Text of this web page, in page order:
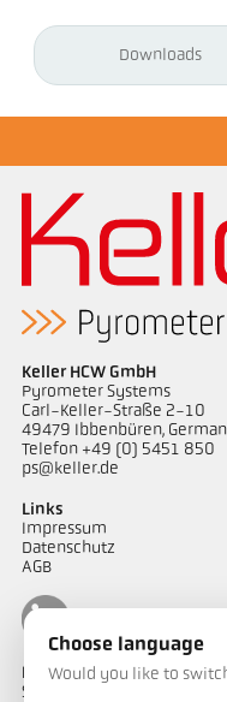
Downloads
Keller HCW GmbH
Pyrometer Systems
Carl-Keller-Straße 2-10
49479 Ibbenbüren,
Telefon +49 (0) 5451 850
ps@keller.de
Links
Impressum
Datenschutz
AGB
Kontakt
Sie haben Fragen zu
Choose language
Would you like to